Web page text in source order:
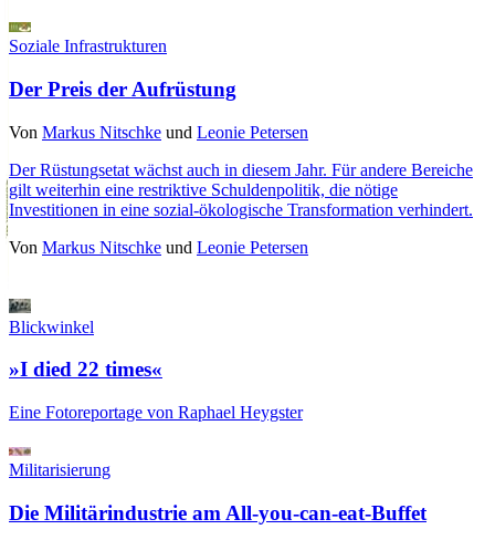
Soziale Infrastrukturen
Der Preis der Aufrüstung
Von Markus Nitschke und Leonie Petersen
Der Rüstungsetat wächst auch in diesem Jahr. Für andere Bereiche
gilt weiterhin eine restriktive Schuldenpolitik, die nötige
Investitionen in eine sozial-ökologische Transformation verhindert.
Von Markus Nitschke und Leonie Petersen
Blickwinkel
»I died 22 times«
Eine Fotoreportage von Raphael Heygster
Militarisierung
Die Militärindustrie am All-you-can-eat-Buffet